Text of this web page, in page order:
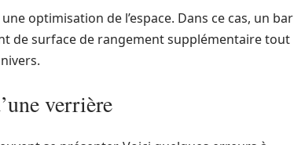
optimisation de l’espace. Dans ce cas, un bar
de surface de rangement supplémentaire tout
verrière